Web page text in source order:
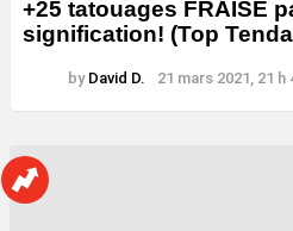
+25 tatouages ​​FRAISE
signification! (Top
by David D. 21 mars 2021, 21 h